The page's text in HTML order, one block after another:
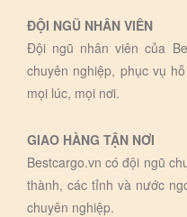
ĐỘI NGŨ NHÂN VIÊN
Đội ngũ nhân viên của
chuyên nghiệp, phục vụ
mọi lúc, mọi nơi.
GIAO HÀNG TẬN NƠI
Bestcargo.vn có đội ngũ
thành, các tỉnh và nước
chuyên nghiệp.